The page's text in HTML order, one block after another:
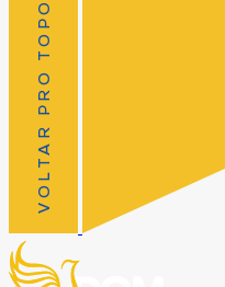
VOLTAR PRO TOPO